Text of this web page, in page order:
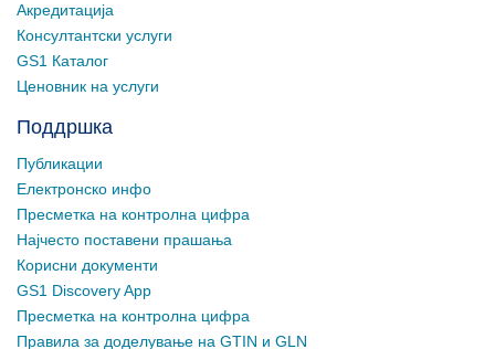
Акредитација
Консултантски услуги
GS1 Каталог
Ценовник на услуги
Поддршка
Публикации
Електронско инфо
Пресметка на контролна цифра
Најчесто поставени прашања
Корисни документи
GS1 Discovery App
Пресметка на контролна цифра
Правила за доделување на GTIN и GLN